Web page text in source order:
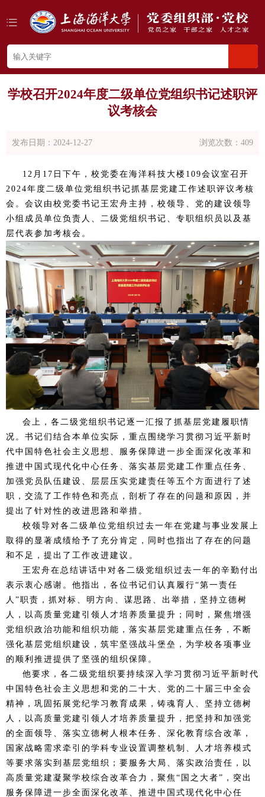
学校召开2024年度二级单位党组织书记述职评
议考核会
发布日期： 2024-12-27 浏览次数： 409
12月17日下午，校党委在海洋科技大楼109会议室召开
2024年度二级单位党组织书记抓基层党建工作述职评议考核
会。会议由校党委书记王宏舟主持，校领导、党的建设领导
小组成员单位负责人、二级党组织书记、专职组织员以及基
层代表参加考核会。
会上，各二级党组织书记逐一汇报了抓基层党建履职情
况。书记们结合本单位实际，重点围绕学习贯彻习近平新时
代中国特色社会主义思想、服务保障进一步全面深化改革和
推进中国式现代化中心任务、落实基层党建工作重点任务、
加强党员队伍建设、层层压实党建责任等五个方面进行了述
职，交流了工作特色和亮点，剖析了存在的问题和原因，并
提出了针对性的改进思路和举措。
校领导对各二级单位党组织过去一年在党建与事业发展上
取得的显著成绩给予了充分肯定，同时也指出了存在的问题
和不足，提出了工作改进建议。
王宏舟在总结讲话中对各二级党组织过去一年的辛勤付出
表示衷心感谢。他指出，各位书记们认真履行“第一责任
人”职责，抓对标、明方向、谋思路、出举措，坚持立德树
人，以高质量党建引领人才培养质量提升；同时，聚焦增强
党组织政治功能和组织功能，落实基层党建重点任务，不断
强化基层党组织建设，筑牢坚强战斗堡垒，为学校各项事业
的顺利推进提供了坚强的组织保障。
他要求，各二级党组织要持续深入学习贯彻习近平新时代
中国特色社会主义思想和党的二十大、党的二十届三中全会
精神，巩固拓展党纪学习教育成果，铸魂育人、坚持立德树
人，以高质量党建引领人才培养质量提升，把坚持和加强党
的全面领导、落实立德树人根本任务、深化教育综合改革，
国家战略需求牵引的学科专业设置调整机制、人才培养模式
等要求落实到基层党组织；要服务大局、落实政治责任，以
高质量党建凝聚学校综合改革合力，聚焦“国之大者”，突出
服务保障进一步全面深化改革、推进中国式现代化中心任